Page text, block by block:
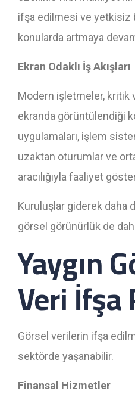
ifşa edilmesi ve yetkisiz
konularda artmaya
Ekran Odaklı İş Akışları
Modern işletmeler, kritik
ekranda görüntülendiği
uygulamaları, işlem
uzaktan oturumlar ve
aracılığıyla faaliyet
Kuruluşlar giderek daha
görsel görünürlük de
Yaygın
Veri
Görsel verilerin ifşa
sektörde yaşanabilir.
Finansal Hizmetler